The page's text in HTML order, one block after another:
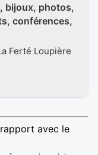
bijoux, photos,
conférences,
Ferté Loupière
avec le